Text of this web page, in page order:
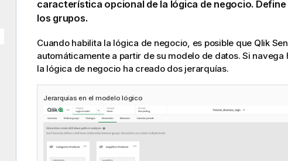
característica opcional de la lógica de negocio.
los grupos.
Cuando habilita la lógica de negocio, es posible que Qlik
automáticamente a partir de su modelo de datos. Si navega
la lógica de negocio ha creado dos jerarquías.
Jerarquías en el modelo lógico